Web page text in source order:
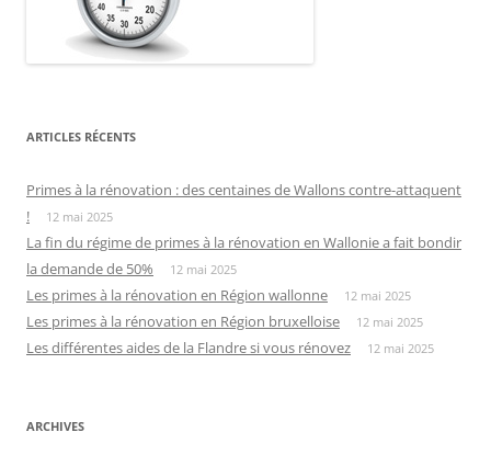
ARTICLES RÉCENTS
Primes à la rénovation : des centaines de Wallons contre-attaquent
!
12 mai 2025
La fin du régime de primes à la rénovation en Wallonie a fait bondir
la demande de 50%
12 mai 2025
Les primes à la rénovation en Région wallonne 12 mai 2025
Les primes à la rénovation en Région bruxelloise 12 mai 2025
Les différentes aides de la Flandre si vous rénovez 12 mai 2025
ARCHIVES